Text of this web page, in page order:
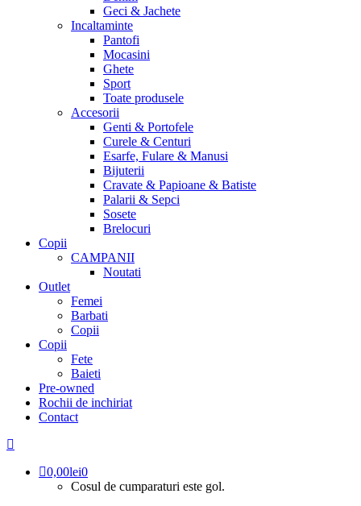
Geci & Jachete
Incaltaminte
Pantofi
Mocasini
Ghete
Sport
Toate produsele
Accesorii
Genti & Portofele
Curele & Centuri
Esarfe, Fulare & Manusi
Bijuterii
Cravate & Papioane & Batiste
Palarii & Sepci
Sosete
Brelocuri
Copii
CAMPANII
Noutati
Outlet
Femei
Barbati
Copii
Copii
Fete
Baieti
Pre-owned
Rochii de inchiriat
Contact
0,00lei0
Cosul de cumparaturi este gol.